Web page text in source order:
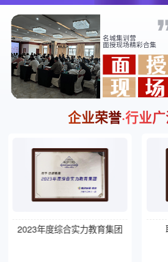
名城集训营
面授现场精彩合集
企业荣誉·行业
2023年度综合实力教育集团